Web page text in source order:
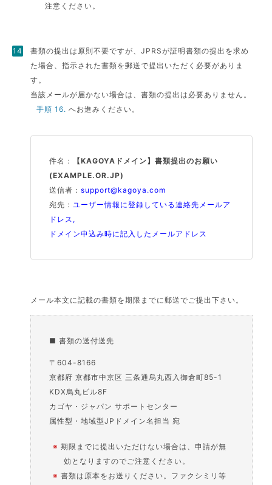
注意ください。
書類の提出は原則不要ですが、JPRSが証明書類の提出を求め
た場合、指示された書類を郵送で提出いただく必要がありま
す。
当該メールが届かない場合は、書類の提出は必要ありません。
手順 16. へお進みください。
件名：
【KAGOYAドメイン】書類提出のお願い
(EXAMPLE.OR.JP)
送信者：support@kagoya.com
宛先：ユーザー情報に登録している連絡先メールア
ドレス,
ドメイン申込み時に記入したメールアドレス
メール本文に記載の書類を期限までに郵送でご提出下さい。
■ 書類の送付送先
〒604-8166
京都府 京都市中京区 三条通烏丸西入御倉町85-1
KDX烏丸ビル8F
カゴヤ・ジャパン サポートセンター
属性型・地域型JPドメイン名担当 宛
※期限までに提出いただけない場合は、申請が無
効となりますのでご注意ください。
※書類は原本をお送りください。ファクシミリ等